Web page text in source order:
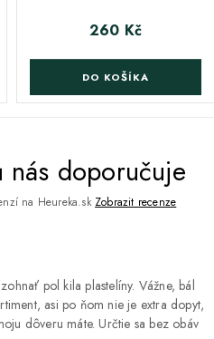
Cena
260 Kč
DO KOŠÍKA
nás doporučuje
na Heureka.sk Zobrazit recenze
pol kila plastelíny. Vážne, bál
asi po ňom nie je extra dopyt,
dôveru máte. Určtie sa bez obáv